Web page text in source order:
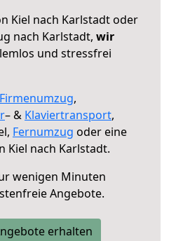
Kiel nach Karlstadt oder
nach Karlstadt, wir
und stressfrei
Firmenumzug,
– & Klaviertransport,
Fernumzug oder eine
Kiel nach Karlstadt.
wenigen Minuten
Angebote.
erhalten